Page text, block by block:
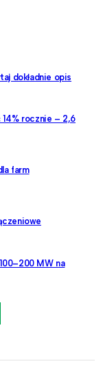
dokładnie opis
rocznie – 2,6
farm
MW na